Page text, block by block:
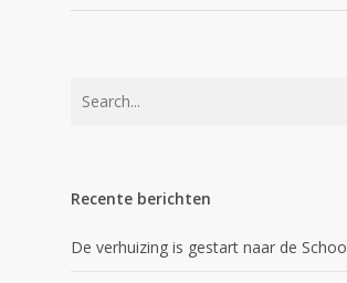
Recente berichten
De verhuizing is gestart naar de